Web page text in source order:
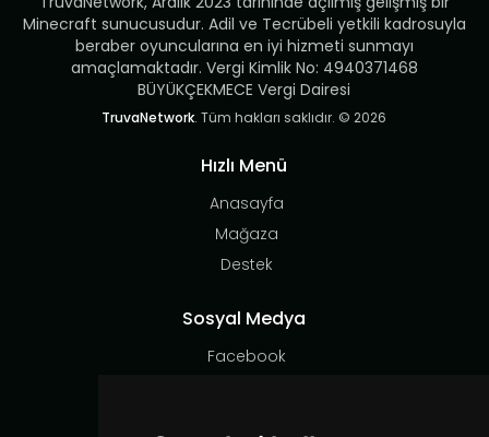
Minecraft sunucusudur. Adil ve Tecrübeli yetkili kadrosuyla
beraber oyuncularına en iyi hizmeti sunmayı
amaçlamaktadır. Vergi Kimlik No: 4940371468
BÜYÜKÇEKMECE Vergi Dairesi
TruvaNetwork. Tüm hakları saklıdır. © 2026
Hızlı Menü
Anasayfa
Mağaza
Destek
Sosyal Medya
Facebook